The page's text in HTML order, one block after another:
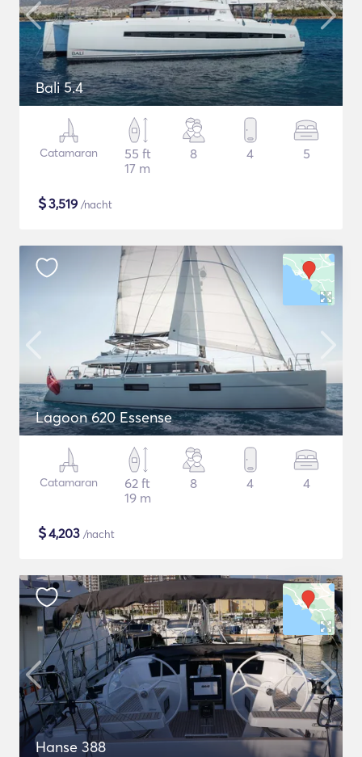
Bali 5.4
Catamaran
55 ft
17 m
8 4 5
$3,519 /nacht
Lagoon 620 Essense
Catamaran
62 ft
19 m
8 4 4
$4,203 /nacht
Hanse 388